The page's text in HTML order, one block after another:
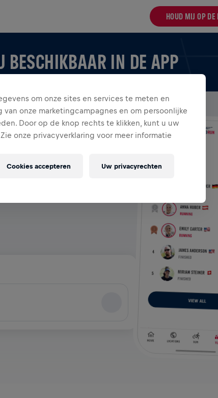
HOUD MIJ OP DE
BESCHIKBAAR IN DE APP
alles over Teams in de app
om onze sites en services te meten en
onze marketingcampagnes en om persoonlijke
Door op de knop rechts te klikken, kunt u uw
onze privacyverklaring voor meer informatie
Uw privacyrechten
Cookies accepteren